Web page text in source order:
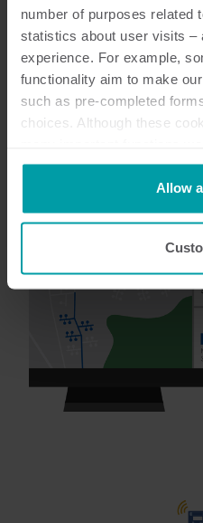
number of purposes related
statistics about user visits –
experience. For example,
functionality aim to make
such as pre-completed
choices. Although these
them.
Kamstrup makes use of
cookie is installed by
You can at any time
the Cookie Declaration
here .
Allow
Mehr erfahren